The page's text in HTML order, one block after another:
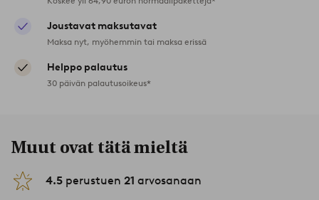
Joustavat maksutavat
Maksa nyt, myöhemmin tai maksa erissä
Helppo palautus
30 päivän palautusoikeus*
Muut ovat tätä mieltä
4.5 perustuen 21 arvosanaan